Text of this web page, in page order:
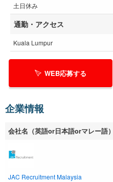
土日休み
通勤・アクセス
Kuala Lumpur
WEB応募する
企業情報
会社名（英語or日本語orマレー語）
JAC Recruitment Malaysia